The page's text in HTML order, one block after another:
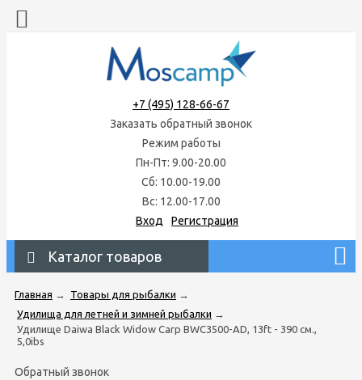
+7 (495) 128-66-67
Заказать обратный звонок
Режим работы
Пн-Пт: 9.00-20.00
Сб: 10.00-19.00
Вс: 12.00-17.00
Вход
Регистрация
Каталог товаров
Главная → Товары для рыбалки →
Удилища для летней и зимней рыбалки →
Удилище Daiwa Black Widow Carp BWC3500-AD, 13ft - 390 см.,
5,0ibs
Обратный звонок